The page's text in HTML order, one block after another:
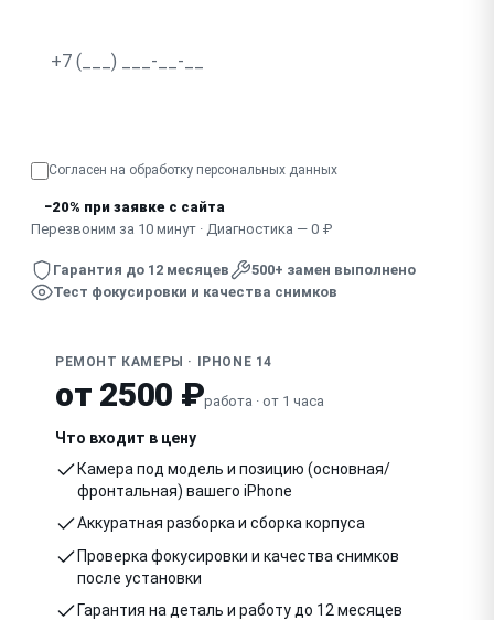
Согласен на обработку персональных данных
−20% при заявке с сайта
Перезвоним за 10 минут · Диагностика — 0 ₽
Гарантия до 12 месяцев
500+ замен выполнено
Тест фокусировки и качества снимков
РЕМОНТ КАМЕРЫ · IPHONE 14
от 2500 ₽работа · от 1 часа
Что входит в цену
Камера под модель и позицию (основная/
фронтальная) вашего iPhone
Аккуратная разборка и сборка корпуса
Проверка фокусировки и качества снимков
после установки
Гарантия на деталь и работу до 12 месяцев